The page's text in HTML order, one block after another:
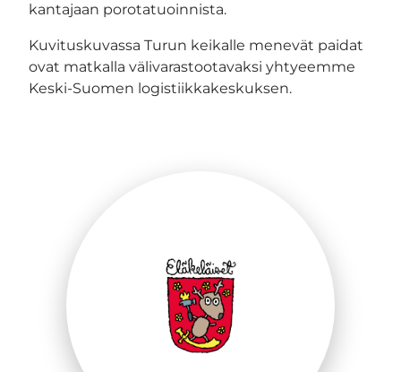
kantajaan porotatuoinnista.
Kuvituskuvassa Turun keikalle menevät paidat
ovat matkalla välivarastootavaksi yhtyeemme
Keski-Suomen logistiikkakeskuksen.